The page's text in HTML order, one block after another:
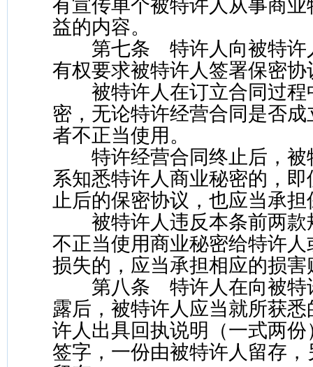
有宣传单个被特许人从事商
益的内容。
第七条 特许人向被特许
有权要求被特许人签署保密协
被特许人在订立合同过程
密，无论特许经营合同是否
者不正当使用。
特许经营合同终止后，被
系知悉特许人商业秘密的，
止后的保密协议，也应当承
被特许人违反本条前两款
不正当使用商业秘密给特许
损失的，应当承担相应的损害
第八条 特许人在向被特
露后，被特许人应当就所获
许人出具回执说明（一式两
签字，一份由被特许人留存